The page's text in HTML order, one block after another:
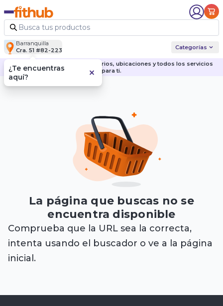
Barranquilla
Cra. 51 #82-223
Categorías
Descubre nuestras sedes, horarios, ubicaciones y todos los servicios
para ti.
La página que buscas no se
encuentra disponible
Comprueba que la URL sea la correcta,
intenta usando el buscador o ve a la página
inicial.
¿Te encuentras
aquí?